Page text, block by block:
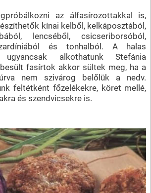
az álfasírozottakkal is,
kínai kelből, kelkáposztából,
lencséből, csicseriborsóból,
és tonhalból. A halas
ugyancsak alkothatunk Stefánia
fasírtok akkor sültek meg, ha a
nem szivárog belőlük a nedv.
feltétként főzelékekre, köret mellé,
és szendvicsekre is.